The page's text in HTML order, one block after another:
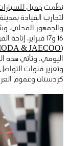
نظّمتجميل
لتجارب القيادة
والجمهور المحلي.
16 و17 فبراير،
(
& JAECOO
اليومي. وتأتي هذه
وتعزيز قنوات
كردستان وعموم